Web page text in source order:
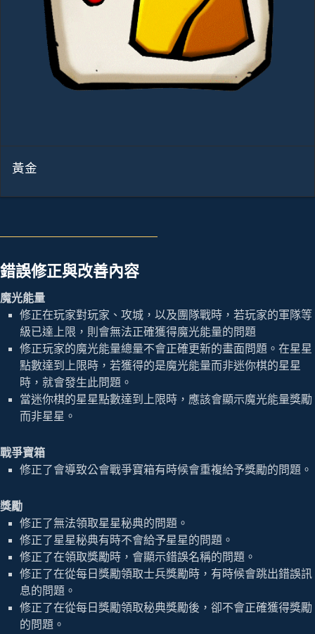
黃金
錯誤修正與改善內容
魔光能量
修正在玩家對玩家、攻城，以及團隊戰時，若玩家的軍隊等
級已達上限，則會無法正確獲得魔光能量的問題
修正玩家的魔光能量總量不會正確更新的畫面問題。在星星
點數達到上限時，若獲得的是魔光能量而非迷你棋的星星
時，就會發生此問題。
當迷你棋的星星點數達到上限時，應該會顯示魔光能量獎勵
而非星星。
戰爭寶箱
修正了會導致公會戰爭寶箱有時候會重複給予獎勵的問題。
獎勵
修正了無法領取星星秘典的問題。
修正了星星秘典有時不會給予星星的問題。
修正了在領取獎勵時，會顯示錯誤名稱的問題。
修正了在從每日獎勵領取士兵獎勵時，有時候會跳出錯誤訊
息的問題。
修正了在從每日獎勵領取秘典獎勵後，卻不會正確獲得獎勵
的問題。